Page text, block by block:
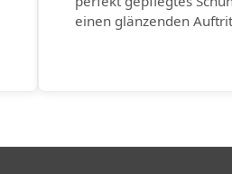
einen glänzenden